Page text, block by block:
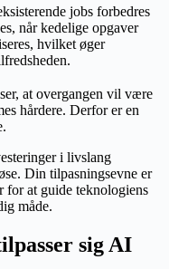
jobs forbedres
når kedelige opgaver
hvilket øger
at overgangen vil være
hårdere. Derfor er en
i livslang
Din tilpasningsevne er
for at guide teknologiens
måde.
sig AI